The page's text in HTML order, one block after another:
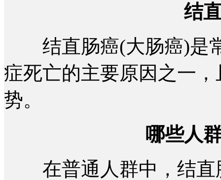
结
结直肠癌(大肠癌)是
症死亡的主要原因之一
势。
哪些人
在普通人群中，结直